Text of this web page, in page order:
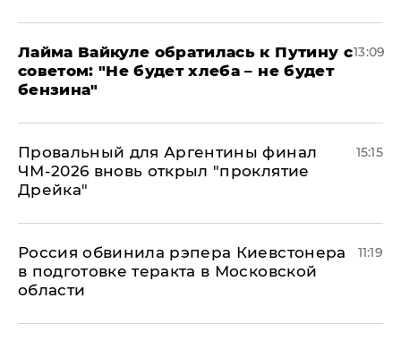
Лайма Вайкуле обратилась к Путину с
советом: "Не будет хлеба – не будет
бензина"
13:09
Провальный для Аргентины финал
ЧМ-2026 вновь открыл "проклятие
Дрейка"
15:15
Россия обвинила рэпера Киевстонера
в подготовке теракта в Московской
области
11:19